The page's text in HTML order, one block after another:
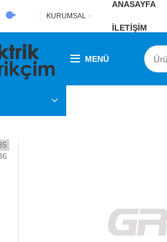
KURUMSAL
ANASAYFA
İLETİŞİM
MENÜ